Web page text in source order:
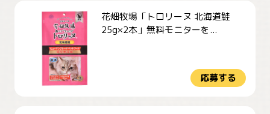
花畑牧場「トロリーヌ 北海道鮭
25g×2本」無料モニターを...
応募する